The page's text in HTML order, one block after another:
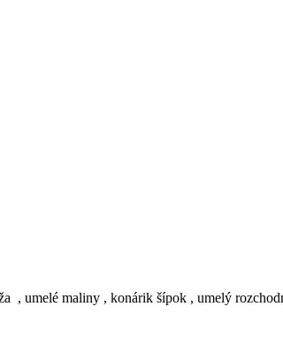
, umelé maliny , konárik šípok , umelý